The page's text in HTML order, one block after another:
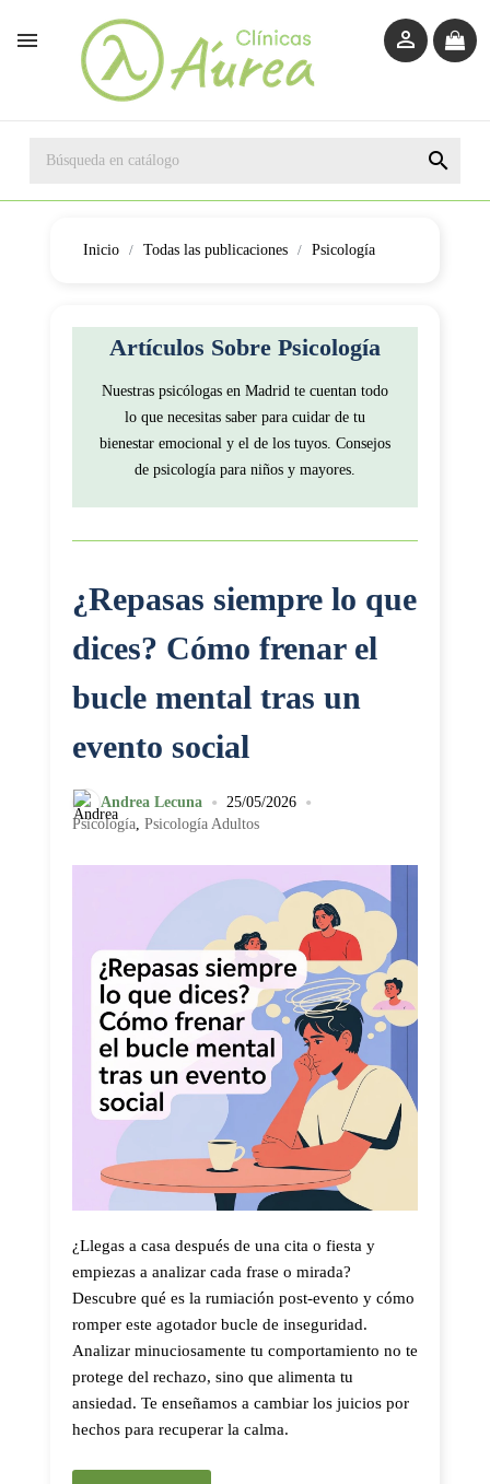
 

Inicio Todas las publicaciones Psicología
Artículos Sobre Psicología
Nuestras psicólogas en Madrid te cuentan todo
lo que necesitas saber para cuidar de tu
bienestar emocional y el de los tuyos. Consejos
de psicología para niños y mayores.
¿Repasas siempre lo que
dices? Cómo frenar el
bucle mental tras un
evento social
Andrea Lecuna • 25/05/2026 •
Psicología, Psicología Adultos
¿Llegas a casa después de una cita o fiesta y
empiezas a analizar cada frase o mirada?
Descubre qué es la rumiación post-evento y cómo
romper este agotador bucle de inseguridad.
Analizar minuciosamente tu comportamiento no te
protege del rechazo, sino que alimenta tu
ansiedad. Te enseñamos a cambiar los juicios por
hechos para recuperar la calma.